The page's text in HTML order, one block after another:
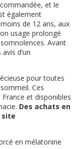
et le
également
de 12 ans, aux
usage prolongé
Avant
d’un
pour toutes
Ces
et disponibles
Des achats en
site
en mélatonine